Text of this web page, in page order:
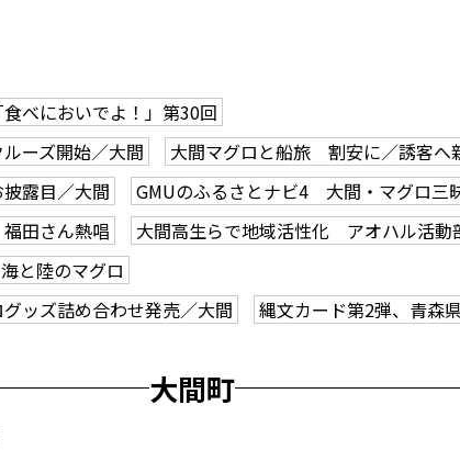
べにおいでよ！」第30回
ーズ開始／大間
大間マグロと船旅 割安に／誘客へ
露目／大間
GMUのふるさとナビ4 大間・マグロ三
田さん熱唱
大間高生らで地域活性化 アオハル活動
と陸のマグロ
ッズ詰め合わせ発売／大間
縄文カード第2弾、青森
大間町